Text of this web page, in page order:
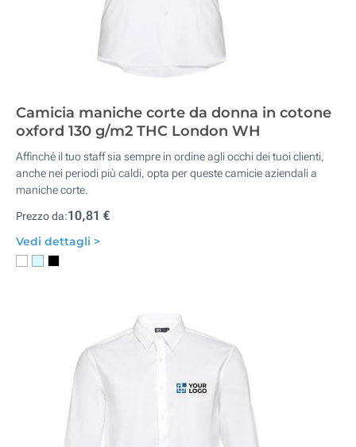
Camicia maniche corte da donna in cotone
oxford 130 g/m2 THC London WH
Affinché il tuo staff sia sempre in ordine agli occhi dei tuoi clienti,
anche nei periodi più caldi, opta per queste camicie aziendali a
maniche corte.
Prezzo da:10,81 €
Vedi dettagli >